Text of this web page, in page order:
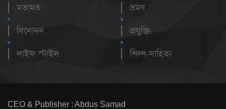
মতামত
বিনোদন
লাইফ স্টাইল
ভ্রমণ
প্রযুক্তি
শিল্প-সাহিত্য
CEO & Publisher : Abdus Samad